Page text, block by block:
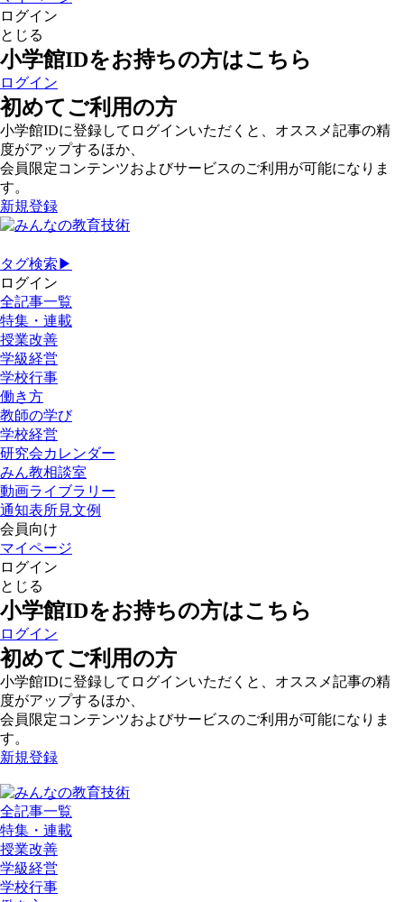
ログイン
とじる
小学館IDをお持ちの方はこちら
ログイン
初めてご利用の方
小学館IDに登録してログインいただくと、オススメ記事の精
度がアップするほか、
会員限定コンテンツおよびサービスのご利用が可能になりま
す。
新規登録
タグ検索▶
ログイン
全記事一覧
特集・連載
授業改善
学級経営
学校行事
働き方
教師の学び
学校経営
研究会カレンダー
みん教相談室
動画ライブラリー
通知表所見文例
会員向け
マイページ
ログイン
とじる
小学館IDをお持ちの方はこちら
ログイン
初めてご利用の方
小学館IDに登録してログインいただくと、オススメ記事の精
度がアップするほか、
会員限定コンテンツおよびサービスのご利用が可能になりま
す。
新規登録
全記事一覧
特集・連載
授業改善
学級経営
学校行事